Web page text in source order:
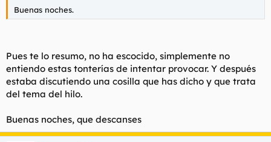
Buenas noches.
Pues te lo resumo, no ha escocido, simplemente no
entiendo estas tonterías de intentar provocar. Y después
estaba discutiendo una cosilla que has dicho y que trata
del tema del hilo.
Buenas noches, que descanses